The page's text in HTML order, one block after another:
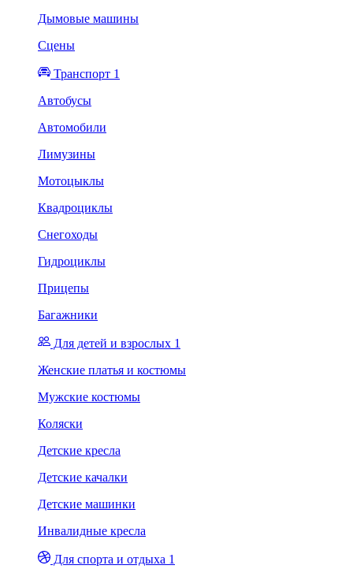
Дымовые машины
Сцены
Транспорт 1
Автобусы
Автомобили
Лимузины
Мотоцыклы
Квадроциклы
Снегоходы
Гидроциклы
Прицепы
Багажники
Для детей и взрослых 1
Женские платья и костюмы
Мужские костюмы
Коляски
Детские кресла
Детские качалки
Детские машинки
Инвалидные кресла
Для спорта и отдыха 1